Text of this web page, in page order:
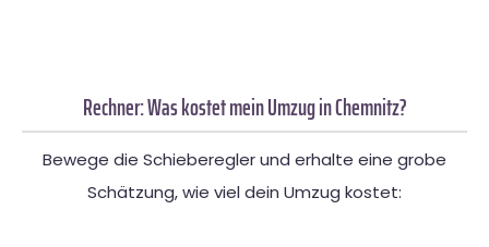
Rechner: Was kostet mein Umzug in Chemnitz?
Bewege die Schieberegler und erhalte eine grobe
Schätzung, wie viel dein Umzug kostet: